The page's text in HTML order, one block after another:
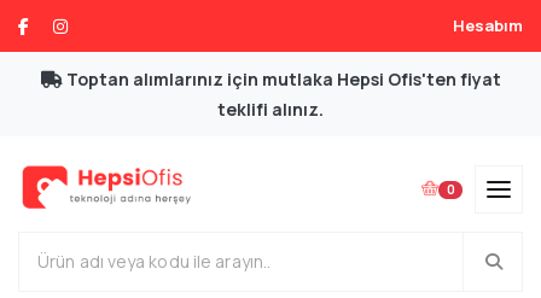
Hesabım
Toptan alımlarınız için mutlaka Hepsi Ofis'ten fiyat
teklifi alınız.
0